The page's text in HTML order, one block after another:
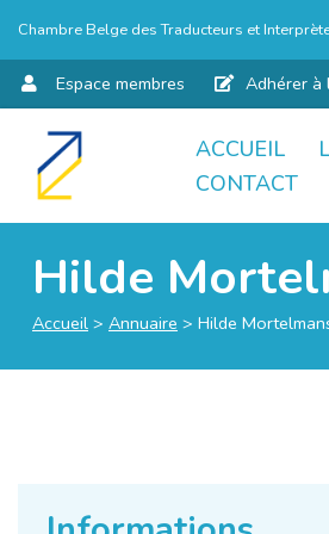
Chambre Belge des Traducteurs et
Espace membres Adhérer à
Aller
ACCUEIL
CONTACT
Hilde
Accueil > Annuaire > Hilde